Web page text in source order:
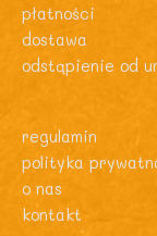
płatności
dostawa
odstąpienie od
regulamin
polityka
o nas
kontakt